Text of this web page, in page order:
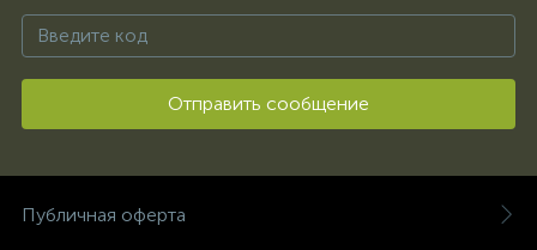
Отправить сообщение
Публичная оферта